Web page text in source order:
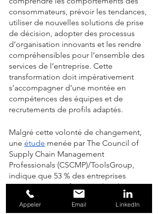
consommateurs, prévoir les tendances,
utiliser de nouvelles solutions de prise
de décision, adopter des processus
d’organisation innovants et les rendre
compréhensibles pour l’ensemble des
services de l’entreprise. Cette
transformation doit impérativement
s’accompagner d’une montée en
compétences des équipes et de
recrutements de profils adaptés.
Malgré cette volonté de changement,
une étude menée par The Council of
Supply Chain Management
Professionals (CSCMP)/ToolsGroup,
indique que 53 % des entreprises
interrogées sont freinées dans la mise
en place de leur transformation
numérique par la pénurie de personnel
Appeler Email LinkedIn